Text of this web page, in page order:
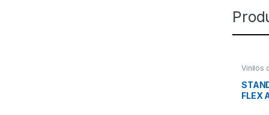
Vinilos
FLEX